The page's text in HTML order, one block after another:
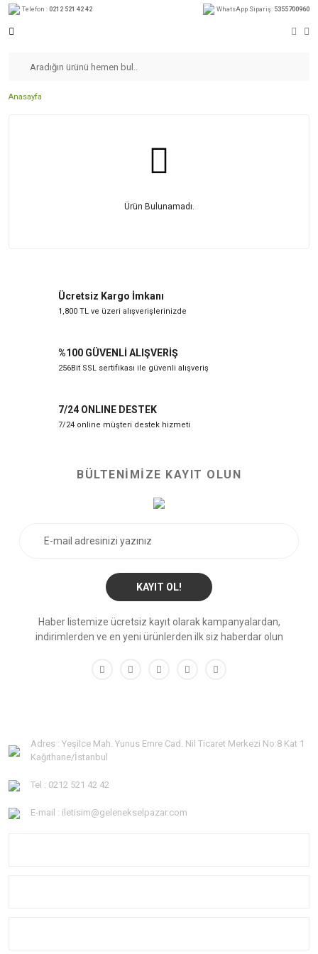
Telefon : 0212 521 42 42 WhatsApp Sipariş: 5355700960
Anasayfa
Ürün Bulunamadı.
Ücretsiz Kargo İmkanı
1,800 TL ve üzeri alışverişlerinizde
%100 GÜVENLİ ALIŞVERİŞ
256Bit SSL sertifikası ile güvenli alışveriş
7/24 ONLINE DESTEK
7/24 online müşteri destek hizmeti
BÜLTENİMİZE KAYIT OLUN
KAYIT OL!
Haber listemize ücretsiz kayıt olarak kampanyalardan,
indirimlerden ve en yeni ürünlerden ilk siz haberdar olun
Adres : Yeşilce Mah. Yunus Emre Cad. Nil Ticaret Merkezi No:8 Kat 1
Kağıthane/İstanbul
Tel : 0212 521 42 42
E-mail : iletisim@gelenekselpazar.com